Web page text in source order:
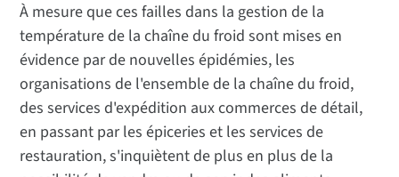
À mesure que ces failles dans la gestion de la
température de la chaîne du froid sont mises en
évidence par de nouvelles épidémies, les
organisations de l'ensemble de la chaîne du froid,
des services d'expédition aux commerces de détail,
en passant par les épiceries et les services de
restauration, s'inquiètent de plus en plus de la